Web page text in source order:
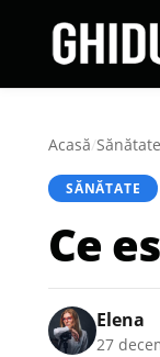
Acasă/Sănătate
SĂNĂTATE
Ce
Elena
27